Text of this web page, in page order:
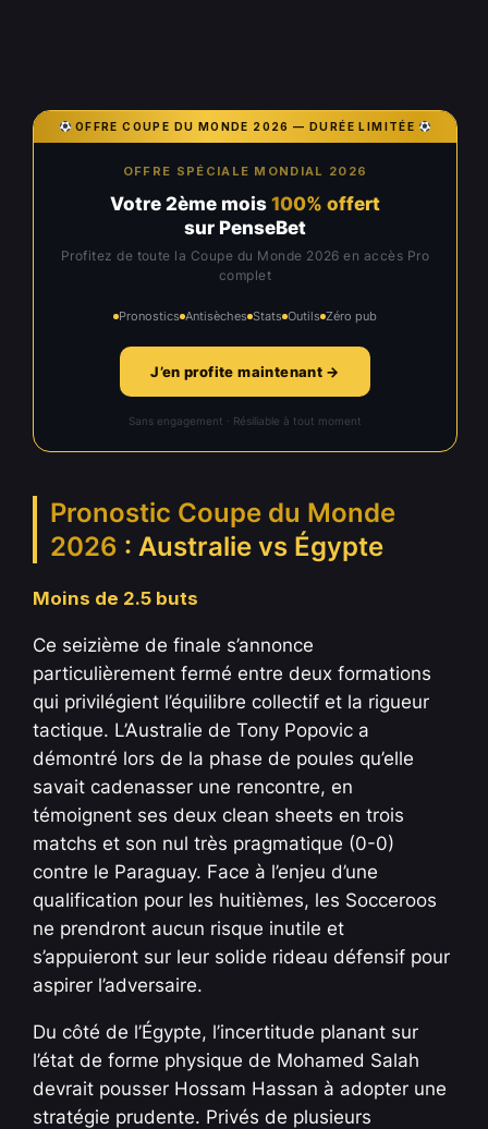
OFFRE COUPE DU MONDE 2026 — DURÉE LIMITÉE
OFFRE SPÉCIALE MONDIAL 2026
Votre 2ème mois 100% offert
sur PenseBet
Profitez de toute la Coupe du Monde 2026 en accès Pro
complet
Pronostics Antisèches Stats Outils Zéro pub
J’en profite maintenant →
Sans engagement · Résiliable à tout moment
Pronostic Coupe du Monde
2026 : Australie vs Égypte
Moins de 2.5 buts
Ce seizième de finale s’annonce
particulièrement fermé entre deux formations
qui privilégient l’équilibre collectif et la rigueur
tactique. L’Australie de Tony Popovic a
démontré lors de la phase de poules qu’elle
savait cadenasser une rencontre, en
témoignent ses deux clean sheets en trois
matchs et son nul très pragmatique (0-0)
contre le Paraguay. Face à l’enjeu d’une
qualification pour les huitièmes, les Socceroos
ne prendront aucun risque inutile et
s’appuieront sur leur solide rideau défensif pour
aspirer l’adversaire.
Du côté de l’Égypte, l’incertitude planant sur
l’état de forme physique de Mohamed Salah
devrait pousser Hossam Hassan à adopter une
stratégie prudente. Privés de plusieurs